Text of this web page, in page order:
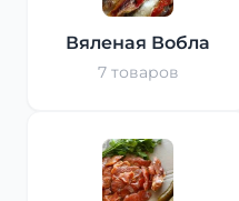
Вяленая Вобла
7 товаров